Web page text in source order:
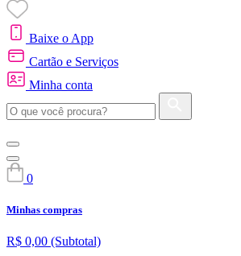
Baixe o App
Cartão e Serviços
Minha conta
0
Minhas compras
R$ 0,00 (Subtotal)